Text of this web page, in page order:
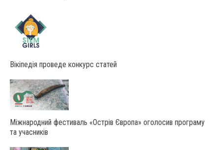
Вікіпедія проведе конкурс статей
Міжнародний фестиваль «Острів Європа» оголосив програму
та учасників